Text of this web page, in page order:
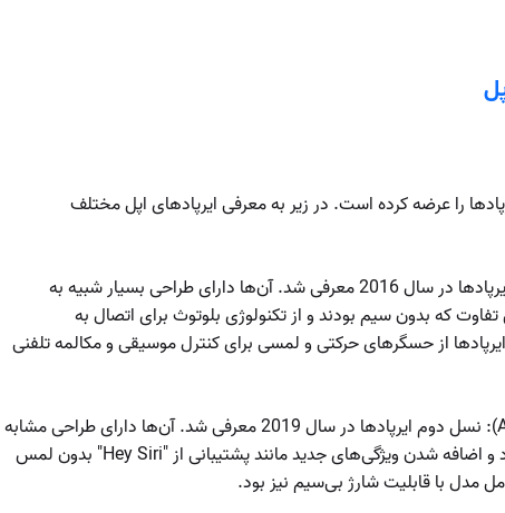
قابلیت های ایرپاد
قطعی ایرپاد
مشاهده درصد باتری
ایرپاد به وسیله
مدل های مختلف
ایرپاد
مفقود شدن ایرپاد
را عرضه کرده است. در زیر به معرفی ایرپاد‌های اپل مختلف
ایرپاد‌ها (AirPods): این نسل اول ایرپاد‌ها در سال 2016 معرفی شد. آن‌ها دارای طراحی بسیار شبیه به
که بدون سیم بودند و از تکنولوژی بلوتوث برای اتصال به
از حسگرهای حرکتی و لمسی برای کنترل موسیقی و مکالمه تلفنی
(AirPods 2nd Generation): نسل دوم ایرپاد‌ها در سال 2019 معرفی شد. آن‌ها دارای طراحی مشابه
نسل قبلی بودند، اما با بهبود عملکرد و اضافه شدن ویژگی‌های جدید مانند پشتیبانی از "Hey Siri" بدون لمس
مدل با قابلیت شارژ بی‌سیم نیز بود.